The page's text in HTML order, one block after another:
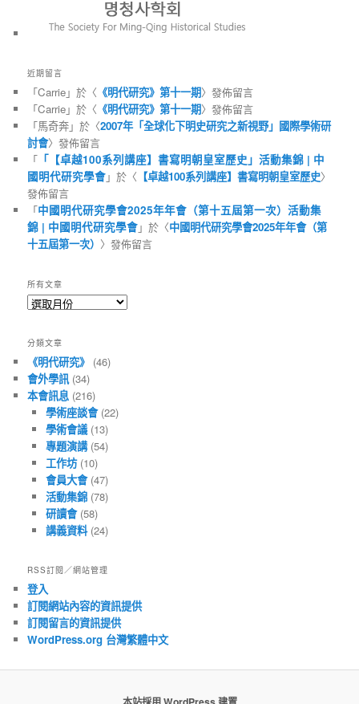
近期留言
「Carrie」於〈 《明代研究》第十一期〉發佈留言
「Carrie」於〈 《明代研究》第十一期〉發佈留言
「馬奇奔」於〈2007年「全球化下明史研究之新視野」國際學術研
討會〉發佈留言
「 「【卓越100系列講座】書寫明朝皇室歷史」活動集錦 | 中
國明代研究學會」於〈 【卓越100系列講座】書寫明朝皇室歷史〉
發佈留言
「中國明代研究學會2025年年會（第十五屆第一次）活動集
錦 | 中國明代研究學會」於〈中國明代研究學會2025年年會（第
十五屆第一次） 〉發佈留言
所有文章
所
章
分類文章
《明代研究》 (46)
會外學訊(34)
本會訊息 (216)
學術座談會(22)
學術會議(13)
專題演講(54)
工作坊(10)
會員大會(47)
活動集錦(78)
研讀會(58)
講義資料(24)
RSS訂閱／網站管理
登入
訂閱網站內容的資訊提供
訂閱留言的資訊提供
WordPress.org 台灣繁體中文